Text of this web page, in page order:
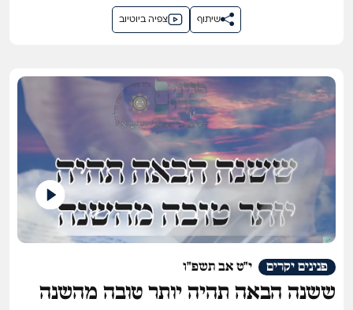
צפיה ביוטיוב שיתוף
י"ט אב תשפ"ו פנינים יקרים
ששנה הבאה תהיה יותר טובה מהשנה